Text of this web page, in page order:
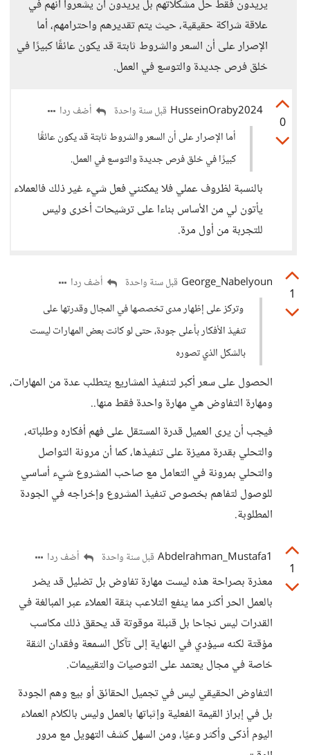
يريدون فقط حل مشكلاتهم بل يريدون أن يشعروا أنهم في
علاقة شراكة حقيقية، حيث يتم تقديرهم واحترامهم، أما
الإصرار على أن السعر والشروط ثابتة قد يكون عائقًا كبيرًا في
خلق فرص جديدة والتوسع في العمل.
0
HusseinOraby2024 قبل سنة واحدة
أضف ردا
أما الإصرار على أن السعر والشروط ثابتة قد يكون عائقًا
كبيرًا في خلق فرص جديدة والتوسع في العمل.
بالنسبة لظروف عملي فلا يمكنني فعل شيء غير ذلك فالعملاء
يأتون لي من الأساس بناءا على ترشيحات أخرى وليس
للتجربة من أول مرة.
1
George_Nabelyoun قبل سنة واحدة
أضف ردا
وتركز على إظهار مدى تخصصها في المجال وقدرتها على
تنفيذ الأفكار بأعلى جودة، حتى لو كانت بعض المهارات ليست
بالشكل الذي تصوره
الحصول على سعر أكبر لتنفيذ المشاريع يتطلب عدة من المهارات،
ومهارة التفاوض هي مهارة واحدة فقط منها..
فيجب أن يرى العميل قدرة المستقل على فهم أفكاره وطلباته،
والتحلي بقدرة مميزة على تنفيذها، كما أن مرونة التواصل
والتحلي بمرونة في التعامل مع صاحب المشروع شيء أساسي
للوصول لتفاهم بخصوص تنفيذ المشروع وإخراجه في الجودة
المطلوبة.
1
Abdelrahman_Mustafa1 قبل سنة واحدة أضف ردا
معذرة بصراحة هذه ليست مهارة تفاوض بل تضليل قد يضر
بالعمل الحر أكثر مما ينفع التلاعب بثقة العملاء عبر المبالغة في
القدرات ليس نجاحا بل قنبلة موقوتة قد يحقق ذلك مكاسب
مؤقتة لكنه سيؤدي في النهاية إلى تآكل السمعة وفقدان الثقة
خاصة في مجال يعتمد على التوصيات والتقييمات.
التفاوض الحقيقي ليس في تجميل الحقائق أو بيع وهم الجودة
بل في إبراز القيمة الفعلية وإثباتها بالعمل وليس بالكلام العملاء
اليوم أذكى وأكثر وعيًا، ومن السهل كشف التهويل مع مرور